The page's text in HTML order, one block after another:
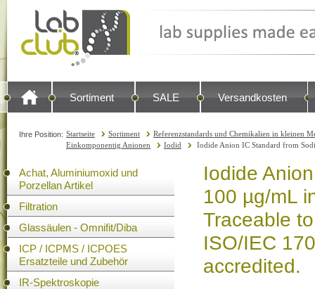
Sortiment SALE Versandkosten
Ihre Position: Startseite Sortiment
Referenzstandards und Chemikalien in kleinen
Einkomponentig Anionen
Iodid Iodide Anion IC Standard from
Achat, Aluminiumoxid und
Porzellan Artikel
Filtration
Glassäulen - Omnifit/Diba
ICP / ICPMS / ICPOES
Ersatzteile und Zubehör
IR-Spektroskopie
Iodide
100 µg/mL
Traceable
ISO/IEC
accredited.